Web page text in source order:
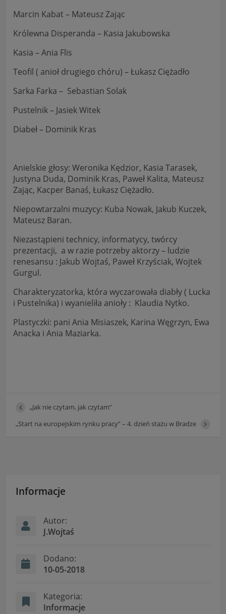
Marcin Kabat – Mateusz Zając
Królewna Disperanda – Kasia Jakubowska
Kasia – Ania Flis
Teofil ( anioł drugiego chóru) – Łukasz Ciężadło
Sarka Farka – Sebastian Solak
Pustelnik – Jasiek Witek
Diabeł – Dominik Kras
Anielskie głosy: Weronika Kędzior, Kasia Tarasek,
Justyna Duda, Dominik Kras, Paweł Kalita, Mateusz
Zając, Kacper Banaś, Łukasz Ciężadło.
Niepowtarzalni muzycy: Kuba Nowak, Jakub Kuczek,
Mateusz Baran.
Niezastąpieni technicy, informatycy, twórcy
prezentacji, a w razie potrzeby aktorzy – ludzie
renesansu : Jakub Wojtaś, Paweł Krzyściak, Wojtek
Gurgul.
Charakteryzatorka, która wyczarowała diabły ( Lucka
i Pustelnika) i wyanieliła anioły : Klaudia Nytko.
Plastyczki: pani Ania Misiaszek, Karina Węgrzyn, Ewa
Anacka i Ania Maziarka.
„Jak nie czytam, jak czytam”
„Start na europejskim rynku pracy” – 4. dzień stażu w Bradze
Informacje
Autor:
J.Wojtaś
Dodano:
10-05-2018
Kategoria:
Informacje
czas w sekcji
"Nasza szkoła" > "Bezpieczeństwo"